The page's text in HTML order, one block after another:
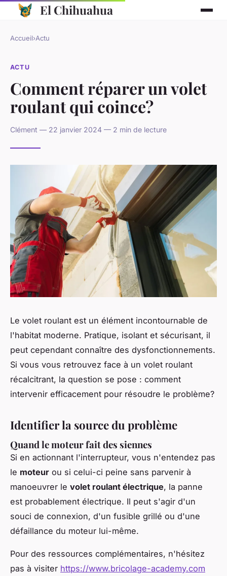
El Chihuahua
Accueil›Actu
ACTU
Comment réparer un volet
roulant qui coince?
Clément — 22 janvier 2024 — 2 min de lecture
Le volet roulant est un élément incontournable de
l'habitat moderne. Pratique, isolant et sécurisant, il
peut cependant connaître des dysfonctionnements.
Si vous vous retrouvez face à un volet roulant
récalcitrant, la question se pose : comment
intervenir efficacement pour résoudre le problème?
Identifier la source du problème
Quand le moteur fait des siennes
Si en actionnant l'interrupteur, vous n'entendez pas
le moteur ou si celui-ci peine sans parvenir à
manoeuvrer le volet roulant électrique, la panne
est probablement électrique. Il peut s'agir d'un
souci de connexion, d'un fusible grillé ou d'une
défaillance du moteur lui-même.
Pour des ressources complémentaires, n'hésitez
pas à visiter https://www.bricolage-academy.com